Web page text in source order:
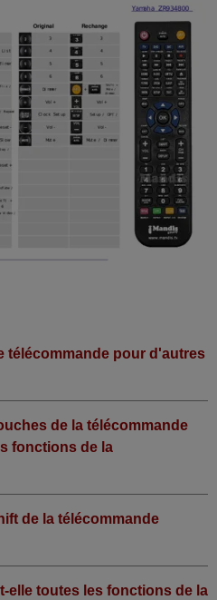
télécommande pour d'autres
de la télécommande
fonctions de la
de la télécommande
elle toutes les fonctions de la